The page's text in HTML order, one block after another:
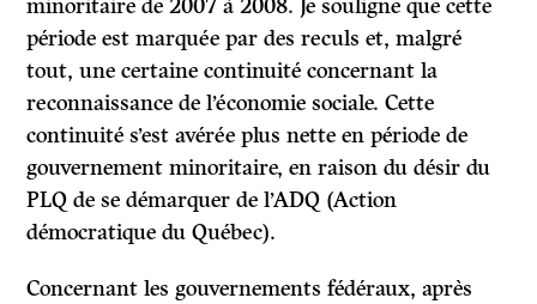
minoritaire de 2007 à 2008. Je souligne que cette
période est marquée par des reculs et, malgré
tout, une certaine continuité concernant la
reconnaissance de l’économie sociale. Cette
continuité s’est avérée plus nette en période de
gouvernement minoritaire, en raison du désir du
PLQ de se démarquer de l’ADQ (Action
démocratique du Québec).
Concernant les gouvernements fédéraux,après